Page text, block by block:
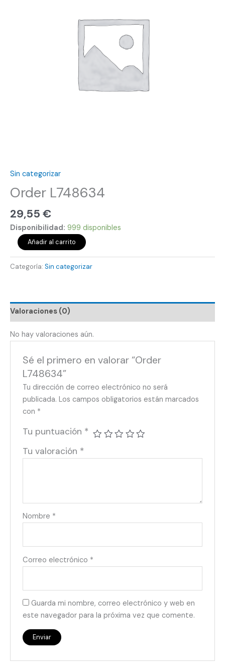
Sin categorizar
Order L748634
29,55 €
Disponibilidad: 999 disponibles
Añadir al carrito
Categoría: Sin categorizar
Valoraciones (0)
No hay valoraciones aún.
Sé el primero en valorar “Order
L748634”
Tu dirección de correo electrónico no será
publicada. Los campos obligatorios están marcados
con *
Tu puntuación *
Tu valoración *
Nombre *
Correo electrónico *
Guarda mi nombre, correo electrónico y web en
este navegador para la próxima vez que comente.